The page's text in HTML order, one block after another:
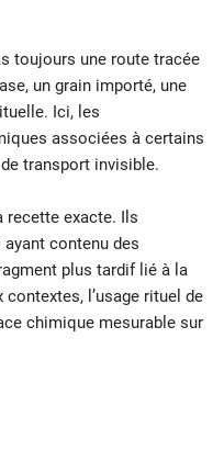
toujours une route tracée
un grain importé, une
Ici, les
associées à certains
transport invisible.
recette exacte. Ils
contenu des
plus tardif lié à la
l’usage rituel de
chimique mesurable sur